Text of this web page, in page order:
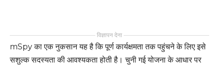
विज्ञापन देना
mSpy का एक नुकसान यह है कि पूर्ण कार्यक्षमता तक पहुंचने के लिए इसे
सशुल्क सदस्यता की आवश्यकता होती है। चुनी गई योजना के आधार पर